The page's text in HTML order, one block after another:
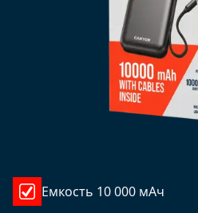
Емкость 10 000 мАч